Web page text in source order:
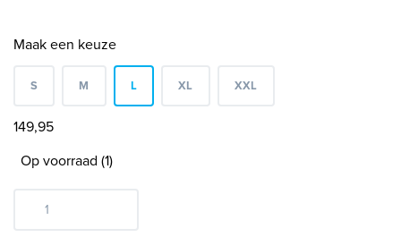
Maak een keuze
S M L XL XXL
149,95
Op voorraad (1)